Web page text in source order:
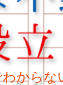
から